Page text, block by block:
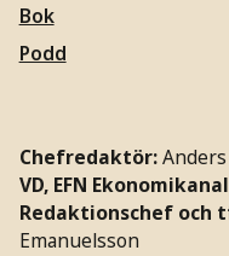
Bok
Podd
Chefredaktör:Anders
VD, EFN
Redaktionschef och
Emanuelsson